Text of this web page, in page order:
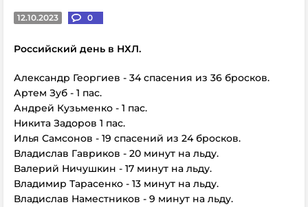
12.10.2023 0
Российский день в НХЛ.
Александр Георгиев - 34 спасения из 36 бросков.
Артем Зуб - 1 пас.
Андрей Кузьменко - 1 пас.
Никита Задоров 1 пас.
Илья Самсонов - 19 спасений из 24 бросков.
Владислав Гавриков - 20 минут на льду.
Валерий Ничушкин - 17 минут на льду.
Владимир Тарасенко - 13 минут на льду.
Владислав Наместников - 9 минут на льду.